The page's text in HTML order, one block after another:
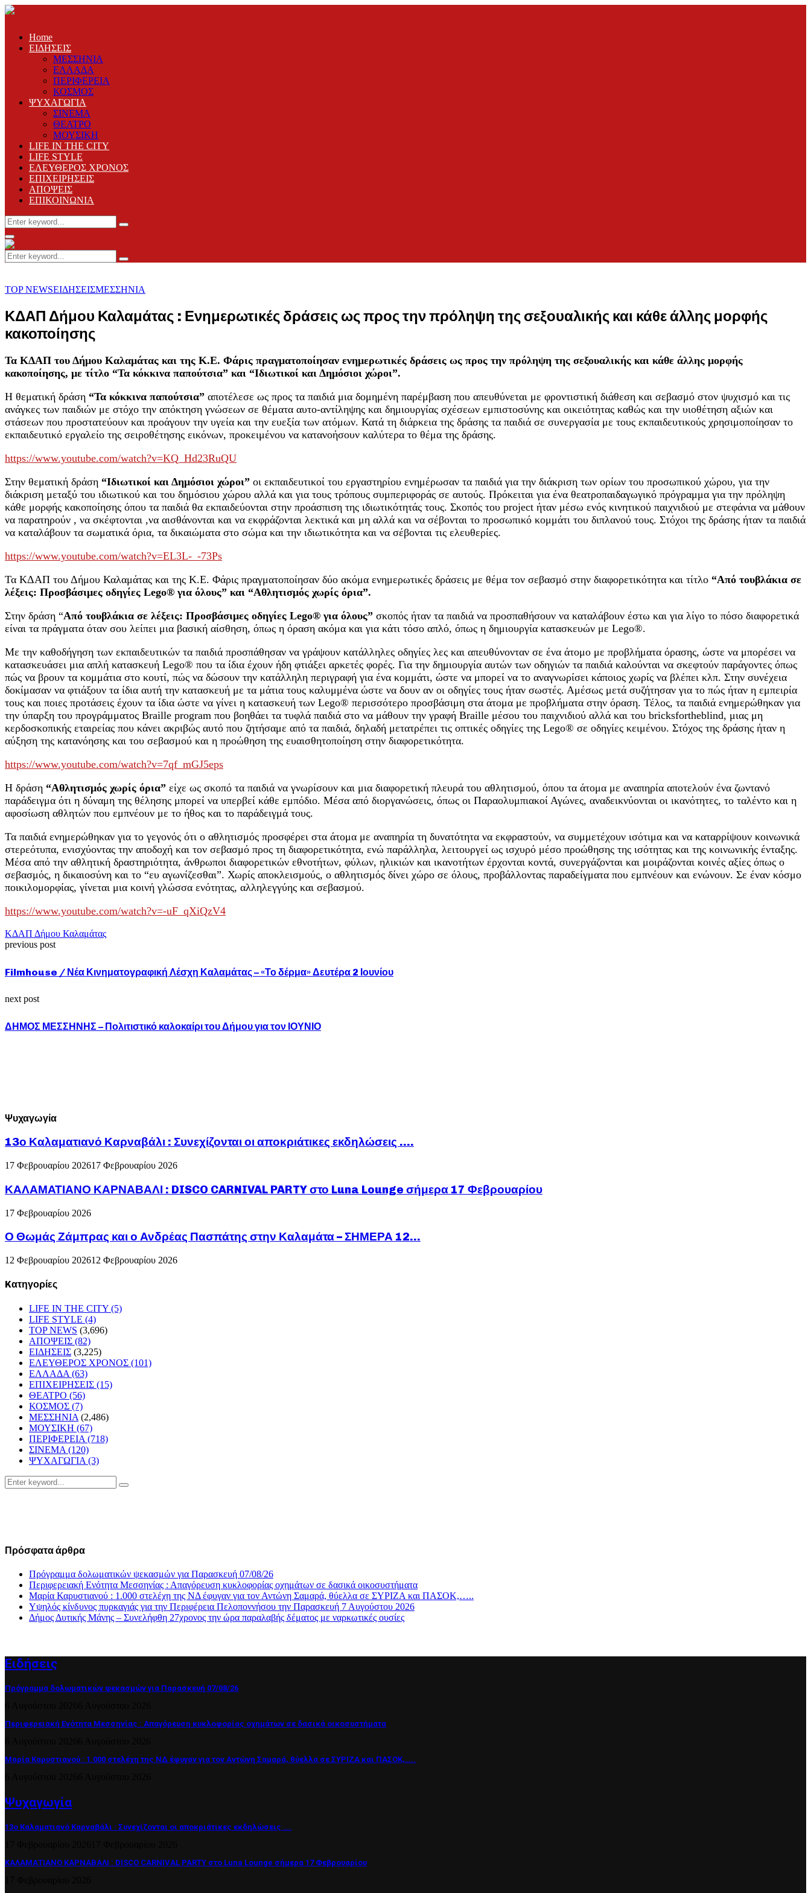
Home
ΕΙΔΗΣΕΙΣ
ΜΕΣΣΗΝΙΑ
ΕΛΛΑΔΑ
ΠΕΡΙΦΕΡΕΙΑ
ΚΟΣΜΟΣ
ΨΥΧΑΓΩΓΙΑ
ΣΙΝΕΜΑ
ΘΕΑΤΡΟ
ΜΟΥΣΙΚΗ
LIFE IN THE CITY
LIFE STYLE
ΕΛΕΥΘΕΡΟΣ ΧΡΟΝΟΣ
ΕΠΙΧΕΙΡΗΣΕΙΣ
ΑΠΟΨΕΙΣ
ΕΠΙΚΟΙΝΩΝΙΑ
Search
for:
Search
Primary
Menu
Search
for:
Search
TOP NEWSΕΙΔΗΣΕΙΣΜΕΣΣΗΝΙΑ
ΚΔΑΠ Δήμου Καλαμάτας : Ενημερωτικές δράσεις ως προς την πρόληψη της σεξουαλικής και κάθε άλλης μορφής
κακοποίησης
Τα ΚΔΑΠ του Δήμου Καλαμάτας και της Κ.Ε. Φάρις πραγματοποίησαν ενημερωτικές δράσεις ως προς την πρόληψη της σεξουαλικής και κάθε άλλης μορφής
κακοποίησης, με τίτλο “Τα κόκκινα παπούτσια” και “Ιδιωτικοί και Δημόσιοι χώροι”.
Η θεματική δράση “Τα κόκκινα παπούτσια” αποτέλεσε ως προς τα παιδιά μια δομημένη παρέμβαση που απευθύνεται με φροντιστική διάθεση και σεβασμό στον ψυχισμό και τις
ανάγκες των παιδιών με στόχο την απόκτηση γνώσεων σε θέματα αυτο-αντίληψης και δημιουργίας σχέσεων εμπιστοσύνης και οικειότητας καθώς και την υιοθέτηση αξιών και
στάσεων που προστατεύουν και προάγουν την υγεία και την ευεξία των ατόμων. Κατά τη διάρκεια της δράσης τα παιδιά σε συνεργασία με τους εκπαιδευτικούς χρησιμοποίησαν το
εκπαιδευτικό εργαλείο της σειροθέτησης εικόνων, προκειμένου να κατανοήσουν καλύτερα το θέμα της δράσης.
https://www.youtube.com/watch?v=KQ_Hd23RuQU
Στην θεματική δράση “Ιδιωτικοί και Δημόσιοι χώροι” οι εκπαιδευτικοί του εργαστηρίου ενημέρωσαν τα παιδιά για την διάκριση των ορίων του προσωπικού χώρου, για την
διάκριση μεταξύ του ιδιωτικού και του δημόσιου χώρου αλλά και για τους τρόπους συμπεριφοράς σε αυτούς. Πρόκειται για ένα θεατροπαιδαγωγικό πρόγραμμα για την πρόληψη
κάθε μορφής κακοποίησης όπου τα παιδιά θα εκπαιδεύονται στην προάσπιση της ιδιωτικότητάς τους. Σκοπός του project ήταν μέσω ενός κινητικού παιχνιδιού με στεφάνια να μάθουν
να παρατηρούν , να σκέφτονται ,να αισθάνονται και να εκφράζονται λεκτικά και μη αλλά και να σέβονται το προσωπικό κομμάτι του διπλανού τους. Στόχοι της δράσης ήταν τα παιδιά
να καταλάβουν τα σωματικά όρια, τα δικαιώματα στο σώμα και την ιδιωτικότητα και να σέβονται τις ελευθερίες.
https://www.youtube.com/watch?v=EL3L-_-73Ps
Τα ΚΔΑΠ του Δήμου Καλαμάτας και της Κ.Ε. Φάρις πραγματοποίησαν δύο ακόμα ενημερωτικές δράσεις με θέμα τον σεβασμό στην διαφορετικότητα και τίτλο “Από τουβλάκια σε
λέξεις: Προσβάσιμες οδηγίες Lego® για όλους” και “Αθλητισμός χωρίς όρια”.
Στην δράση “Από τουβλάκια σε λέξεις: Προσβάσιμες οδηγίες Lego® για όλους” σκοπός ήταν τα παιδιά να προσπαθήσουν να καταλάβουν έστω και για λίγο το πόσο διαφορετικά
είναι τα πράγματα όταν σου λείπει μια βασική αίσθηση, όπως η όραση ακόμα και για κάτι τόσο απλό, όπως η δημιουργία κατασκευών με Lego®.
Με την καθοδήγηση των εκπαιδευτικών τα παιδιά προσπάθησαν να γράψουν κατάλληλες οδηγίες λες και απευθύνονταν σε ένα άτομο με προβλήματα όρασης, ώστε να μπορέσει να
κατασκευάσει μια απλή κατασκευή Lego® που τα ίδια έχουν ήδη φτιάξει αρκετές φορές. Για την δημιουργία αυτών των οδηγιών τα παιδιά καλούνται να σκεφτούν παράγοντες όπως
πώς να βρουν τα κομμάτια στο κουτί, πώς να δώσουν την κατάλληλη περιγραφή για ένα κομμάτι, ώστε να μπορεί να το αναγνωρίσει κάποιος χωρίς να βλέπει κλπ. Στην συνέχεια
δοκίμασαν να φτιάξουν τα ίδια αυτή την κατασκευή με τα μάτια τους καλυμμένα ώστε να δουν αν οι οδηγίες τους ήταν σωστές. Αμέσως μετά συζήτησαν για το πώς ήταν η εμπειρία
τους και ποιες προτάσεις έχουν τα ίδια ώστε να γίνει η κατασκευή των Lego® περισσότερο προσβάσιμη στα άτομα με προβλήματα στην όραση. Τέλος, τα παιδιά ενημερώθηκαν για
την ύπαρξη του προγράμματος Braille program που βοηθάει τα τυφλά παιδιά στο να μάθουν την γραφή Braille μέσου του παιχνιδιού αλλά και του bricksfortheblind, μιας μη
κερδοσκοπικής εταιρείας που κάνει ακριβώς αυτό που ζητήσαμε από τα παιδιά, δηλαδή μετατρέπει τις οπτικές οδηγίες της Lego® σε οδηγίες κειμένου. Στόχος της δράσης ήταν η
αύξηση της κατανόησης και του σεβασμού και η προώθηση της ευαισθητοποίηση στην διαφορετικότητα.
https://www.youtube.com/watch?v=7qf_mGJ5eps
Η δράση “Αθλητισμός χωρίς όρια” είχε ως σκοπό τα παιδιά να γνωρίσουν και μια διαφορετική πλευρά του αθλητισμού, όπου τα άτομα με αναπηρία αποτελούν ένα ζωντανό
παράδειγμα ότι η δύναμη της θέλησης μπορεί να υπερβεί κάθε εμπόδιο. Μέσα από διοργανώσεις, όπως οι Παραολυμπιακοί Αγώνες, αναδεικνύονται οι ικανότητες, το ταλέντο και η
αφοσίωση αθλητών που εμπνέουν με το ήθος και το παράδειγμά τους.
Τα παιδιά ενημερώθηκαν για το γεγονός ότι ο αθλητισμός προσφέρει στα άτομα με αναπηρία τη δυνατότητα να εκφραστούν, να συμμετέχουν ισότιμα και να καταρρίψουν κοινωνικά
στερεότυπα, ενισχύοντας την αποδοχή και τον σεβασμό προς τη διαφορετικότητα, ενώ παράλληλα, λειτουργεί ως ισχυρό μέσο προώθησης της ισότητας και της κοινωνικής ένταξης.
Μέσα από την αθλητική δραστηριότητα, άνθρωποι διαφορετικών εθνοτήτων, φύλων, ηλικιών και ικανοτήτων έρχονται κοντά, συνεργάζονται και μοιράζονται κοινές αξίες όπως ο
σεβασμός, η δικαιοσύνη και το “ευ αγωνίζεσθαι”. Χωρίς αποκλεισμούς, ο αθλητισμός δίνει χώρο σε όλους, προβάλλοντας παραδείγματα που εμπνέουν και ενώνουν. Σε έναν κόσμο
ποικιλομορφίας, γίνεται μια κοινή γλώσσα ενότητας, αλληλεγγύης και σεβασμού.
https://www.youtube.com/watch?v=-uF_qXiQzV4
ΚΔΑΠ Δήμου Καλαμάτας
previous post
Filmhouse / Νέα Κινηματογραφική Λέσχη Καλαμάτας – «Το δέρμα» Δευτέρα 2 Ιουνίου
next post
ΔΗΜΟΣ ΜΕΣΣΗΝΗΣ – Πολιτιστικό καλοκαίρι του Δήμου για τον ΙΟΥΝΙΟ
Ψυχαγωγία
13ο Καλαματιανό Καρναβάλι : Συνεχίζονται οι αποκριάτικες εκδηλώσεις ….
17 Φεβρουαρίου 202617 Φεβρουαρίου 2026
ΚΑΛΑΜΑΤΙΑΝΟ ΚΑΡΝΑΒΑΛΙ : DISCO CARNIVAL PARTY στο Luna Lounge σήμερα 17 Φεβρουαρίου
17 Φεβρουαρίου 2026
Ο Θωμάς Ζάμπρας και ο Ανδρέας Πασπάτης στην Καλαμάτα – ΣΗΜΕΡΑ 12...
12 Φεβρουαρίου 202612 Φεβρουαρίου 2026
Kατηγορίες
LIFE IN THE CITY (5)
LIFE STYLE (4)
TOP NEWS (3,696)
ΑΠΟΨΕΙΣ (82)
ΕΙΔΗΣΕΙΣ (3,225)
ΕΛΕΥΘΕΡΟΣ ΧΡΟΝΟΣ (101)
ΕΛΛΑΔΑ (63)
ΕΠΙΧΕΙΡΗΣΕΙΣ (15)
ΘΕΑΤΡΟ (56)
ΚΟΣΜΟΣ (7)
ΜΕΣΣΗΝΙΑ (2,486)
ΜΟΥΣΙΚΗ (67)
ΠΕΡΙΦΕΡΕΙΑ (718)
ΣΙΝΕΜΑ (120)
ΨΥΧΑΓΩΓΙΑ (3)
Search
for:
Search
Πρόσφατα άρθρα
Πρόγραμμα δολωματικών ψεκασμών για Παρασκευή 07/08/26
Περιφερειακή Ενότητα Μεσσηνίας : Απαγόρευση κυκλοφορίας οχημάτων σε δασικά οικοσυστήματα
Μαρία Καρυστιανού : 1.000 στελέχη της ΝΔ έφυγαν για τον Αντώνη Σαμαρά, θύελλα σε ΣΥΡΙΖΑ και ΠΑΣΟΚ,…..
Υψηλός κίνδυνος πυρκαγιάς για την Περιφέρεια Πελοποννήσου την Παρασκευή 7 Αυγούστου 2026
Δήμος Δυτικής Μάνης – Συνελήφθη 27χρονος την ώρα παραλαβής δέματος με ναρκωτικές ουσίες
Ειδήσεις
Πρόγραμμα δολωματικών ψεκασμών για Παρασκευή 07/08/26
Περιφερειακή Ενότητα Μεσσηνίας : Απαγόρευση κυκλοφορίας οχημάτων σε δασικά οικοσυστήματα
Μαρία Καρυστιανού : 1.000 στελέχη της ΝΔ έφυγαν για τον Αντώνη Σαμαρά, θύελλα σε ΣΥΡΙΖΑ και ΠΑΣΟΚ,…..
Ψυχαγωγία
13ο Καλαματιανό Καρναβάλι : Συνεχίζονται οι αποκριάτικες εκδηλώσεις ….
ΚΑΛΑΜΑΤΙΑΝΟ ΚΑΡΝΑΒΑΛΙ : DISCO CARNIVAL PARTY στο Luna Lounge σήμερα 17 Φεβρουαρίου